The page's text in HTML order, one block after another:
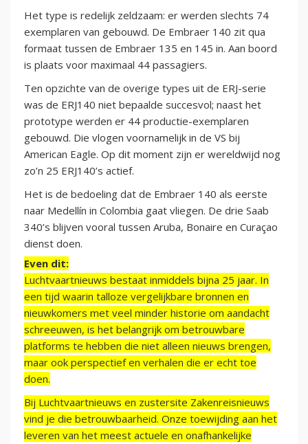
Het type is redelijk zeldzaam: er werden slechts 74
exemplaren van gebouwd. De Embraer 140 zit qua
formaat tussen de Embraer 135 en 145 in. Aan boord
is plaats voor maximaal 44 passagiers.
Ten opzichte van de overige types uit de ERJ-serie
was de ERJ140 niet bepaalde succesvol; naast het
prototype werden er 44 productie-exemplaren
gebouwd. Die vlogen voornamelijk in de VS bij
American Eagle. Op dit moment zijn er wereldwijd nog
zo’n 25 ERJ140’s actief.
Het is de bedoeling dat de Embraer 140 als eerste
naar Medellín in Colombia gaat vliegen. De drie Saab
340’s blijven vooral tussen Aruba, Bonaire en Curaçao
dienst doen.
Even dit:
Luchtvaartnieuws bestaat inmiddels bijna 25 jaar. In
een tijd waarin talloze vergelijkbare bronnen en
nieuwkomers met veel minder historie om aandacht
schreeuwen, is het belangrijk om betrouwbare
platforms te hebben die niet alleen nieuws brengen,
maar ook perspectief en verhalen die er echt toe
doen.
Bij Luchtvaartnieuws en zustersite Zakenreisnieuws
vind je die betrouwbaarheid. Onze toewijding aan het
leveren van het meest actuele en onafhankelijke